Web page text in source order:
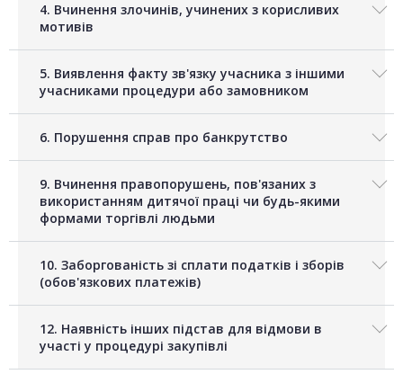
4. Вчинення злочинів, учинених з корисливих
мотивів
5. Виявлення факту зв'язку учасника з іншими
учасниками процедури або замовником
6. Порушення справ про банкрутство
9. Вчинення правопорушень, пов'язаних з
використанням дитячої праці чи будь-якими
формами торгівлі людьми
10. Заборгованість зі сплати податків і зборів
(обов'язкових платежів)
12. Наявність інших підстав для відмови в
участі у процедурі закупівлі